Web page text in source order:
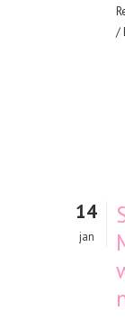
/
14
jan